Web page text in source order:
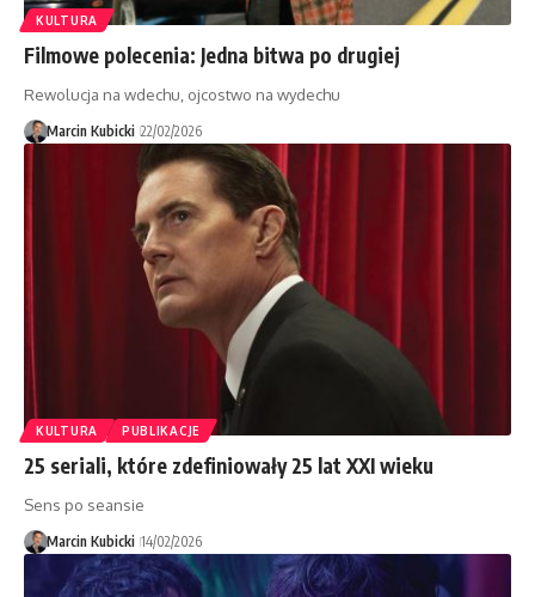
KULTURA
Filmowe polecenia: Jedna bitwa po drugiej
Rewolucja na wdechu, ojcostwo na wydechu
Marcin Kubicki 22/02/2026
KULTURA PUBLIKACJE
25 seriali, które zdefiniowały 25 lat XXI wieku
Sens po seansie
Marcin Kubicki 14/02/2026